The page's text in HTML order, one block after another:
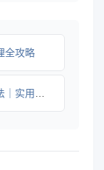
全攻略
用指南